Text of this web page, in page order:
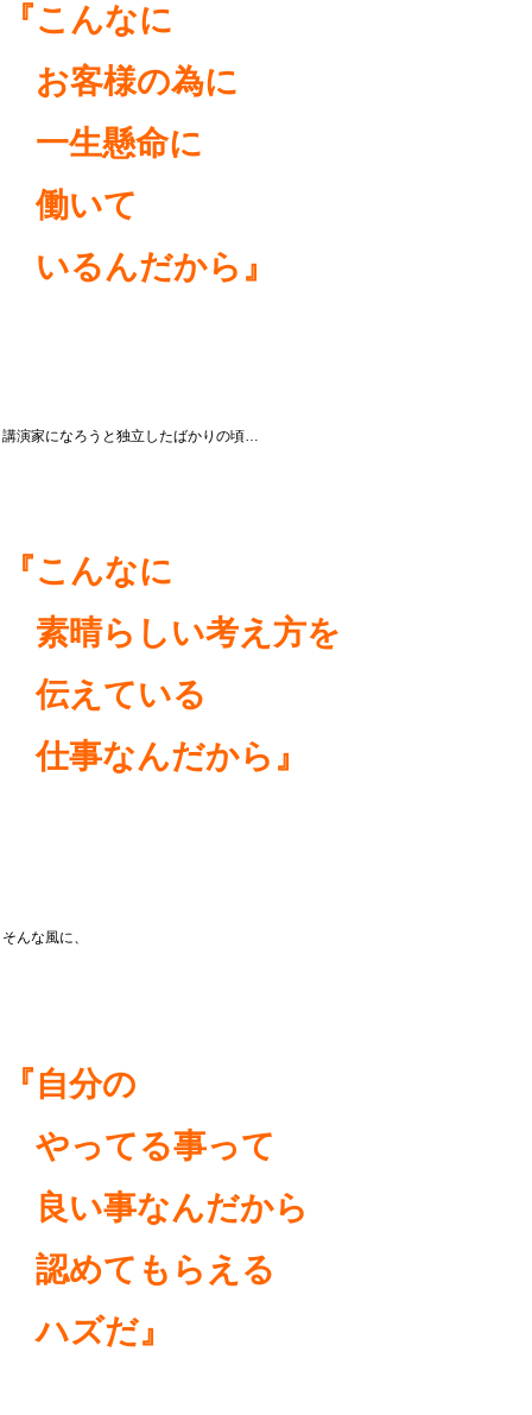
『こんなに
お客様の為に
一生懸命に
働いて
いるんだから』
講演家になろうと独立したばかりの頃…
『こんなに
素晴らしい考え方を
伝えている
仕事なんだから』
そんな風に、
『自分の
やってる事って
良い事なんだから
認めてもらえる
ハズだ』